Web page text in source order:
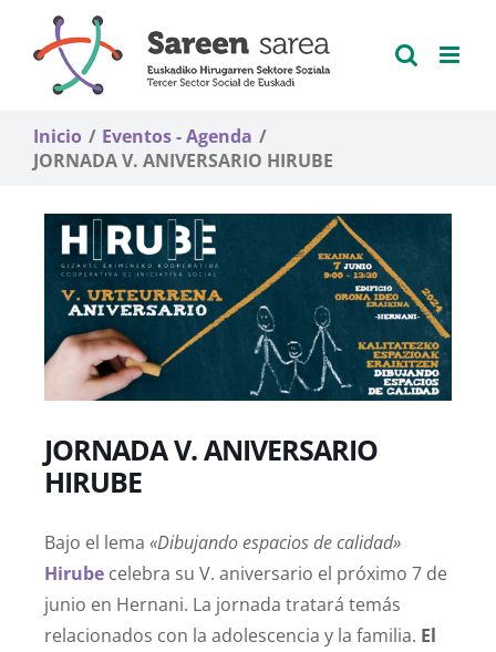
contenido
Inicio
Eventos - Agenda
JORNADA V. ANIVERSARIO HIRUBE
JORNADA V. ANIVERSARIO
HIRUBE
Bajo el lema «Dibujando espacios de calidad»
Hirube celebra su V. aniversario el próximo 7 de
junio en Hernani. La jornada tratará temás
relacionados con la adolescencia y la familia. El